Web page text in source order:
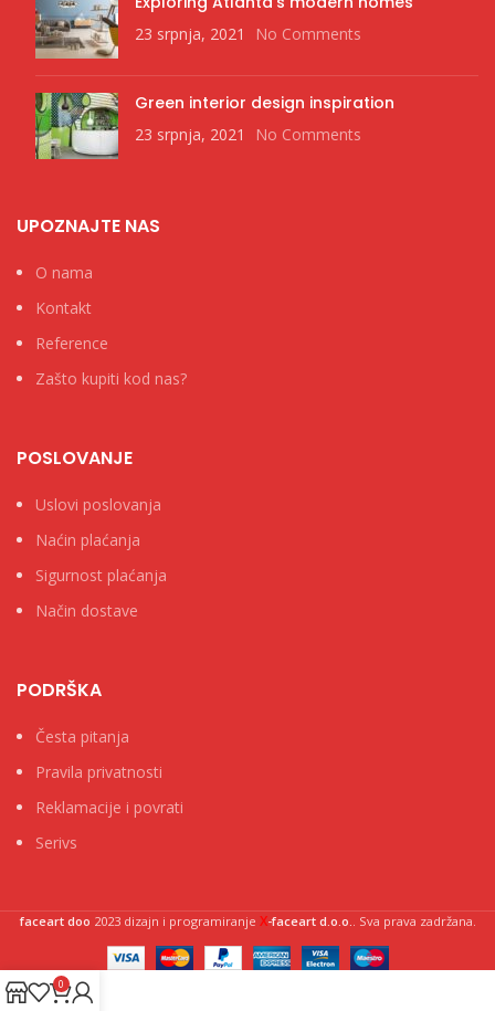
23 srpnja, 2021 No Comments
Green interior design inspiration
23 srpnja, 2021 No Comments
UPOZNAJTE NAS
O nama
Kontakt
Reference
Zašto kupiti kod nas?
POSLOVANJE
Uslovi poslovanja
Naćin plaćanja
Sigurnost plaćanja
Način dostave
PODRŠKA
Česta pitanja
Pravila privatnosti
Reklamacije i povrati
Serivs
faceart doo 2023 dizajn i programiranje X-faceart d.o.o.. Sva prava zadržana.
0